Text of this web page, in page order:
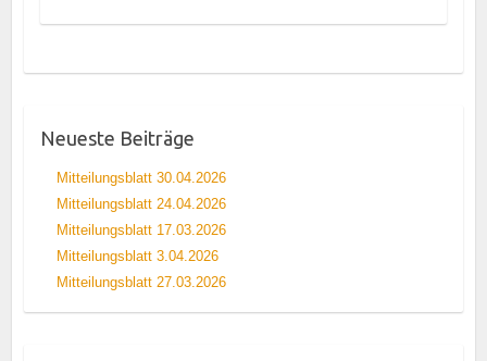
Neueste Beiträge
Mitteilungsblatt 30.04.2026
Mitteilungsblatt 24.04.2026
Mitteilungsblatt 17.03.2026
Mitteilungsblatt 3.04.2026
Mitteilungsblatt 27.03.2026